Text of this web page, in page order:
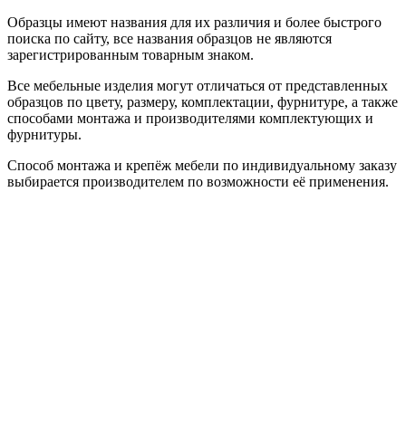
Образцы имеют названия для их различия и более быстрого
поиска по сайту, все названия образцов не являются
зарегистрированным товарным знаком.
Все мебельные изделия могут отличаться от представленных
образцов по цвету, размеру, комплектации, фурнитуре, а также
способами монтажа и производителями комплектующих и
фурнитуры.
Способ монтажа и крепёж мебели по индивидуальному заказу
выбирается производителем по возможности её применения.